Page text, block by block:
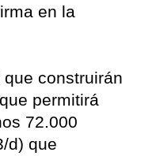
en la
construirán
permitirá
72.000
d) que